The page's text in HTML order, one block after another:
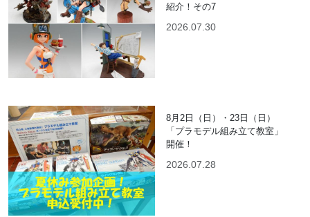
紹介！その7
2026.07.30
8月2日（日）・23日（日）
「プラモデル組み立て教室」
開催！
2026.07.28